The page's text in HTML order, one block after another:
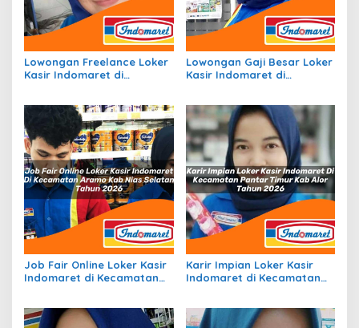
Lowongan Freelance Loker
Kasir Indomaret di
Tahun 2026
Lowongan Gaji Besar Loker
Kasir Indomaret di
Tahun 2026
Job Fair Online Loker Kasir
Indomaret di Kecamatan
Karir Impian Loker Kasir
Indomaret di Kecamatan